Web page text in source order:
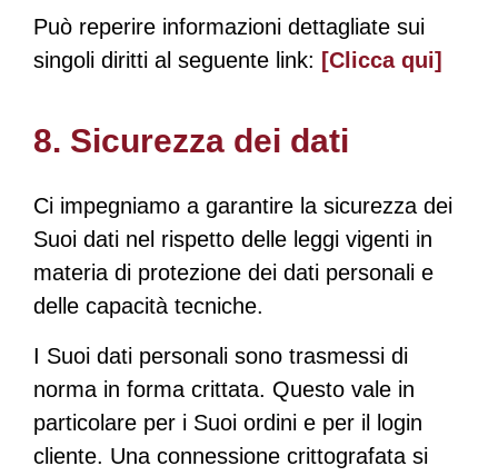
Può reperire informazioni dettagliate sui
singoli diritti al seguente link: [Clicca qui]
8. Sicurezza dei dati
Ci impegniamo a garantire la sicurezza dei
Suoi dati nel rispetto delle leggi vigenti in
materia di protezione dei dati personali e
delle capacità tecniche.
I Suoi dati personali sono trasmessi di
norma in forma crittata. Questo vale in
particolare per i Suoi ordini e per il login
cliente. Una connessione crittografata si